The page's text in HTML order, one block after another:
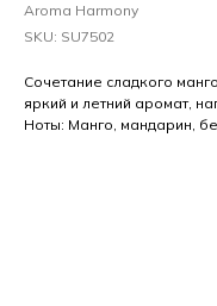
Aroma Harmony
SKU: SU7502
Сочетание сладкого
яркий и летний аромат,
Ноты: Манго, мандарин,